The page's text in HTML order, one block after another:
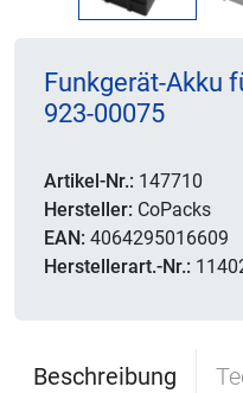
Funkgerät-Akku
923-00075
Artikel-Nr.: 147710
Hersteller: CoPacks
EAN: 4064295016609
Herstellerart.-Nr.:
Beschreibung